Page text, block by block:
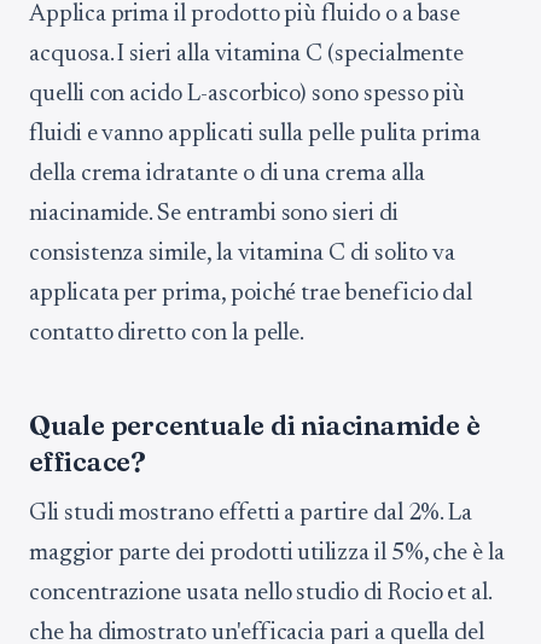
Applica prima il prodotto più fluido o a base
acquosa. I sieri alla vitamina C (specialmente
quelli con acido L-ascorbico) sono spesso più
fluidi e vanno applicati sulla pelle pulita prima
della crema idratante o di una crema alla
niacinamide. Se entrambi sono sieri di
consistenza simile, la vitamina C di solito va
applicata per prima, poiché trae beneficio dal
contatto diretto con la pelle.
Quale percentuale di niacinamide è
efficace?
Gli studi mostrano effetti a partire dal 2%. La
maggior parte dei prodotti utilizza il 5%, che è la
concentrazione usata nello studio di Rocio et al.
che ha dimostrato un'efficacia pari a quella del